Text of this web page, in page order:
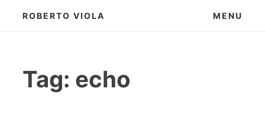
ROBERTO VIOLA MENU
Tag: echo